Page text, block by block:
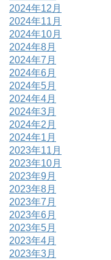
2024年12月
2024年11月
2024年10月
2024年8月
2024年7月
2024年6月
2024年5月
2024年4月
2024年3月
2024年2月
2024年1月
2023年11月
2023年10月
2023年9月
2023年8月
2023年7月
2023年6月
2023年5月
2023年4月
2023年3月